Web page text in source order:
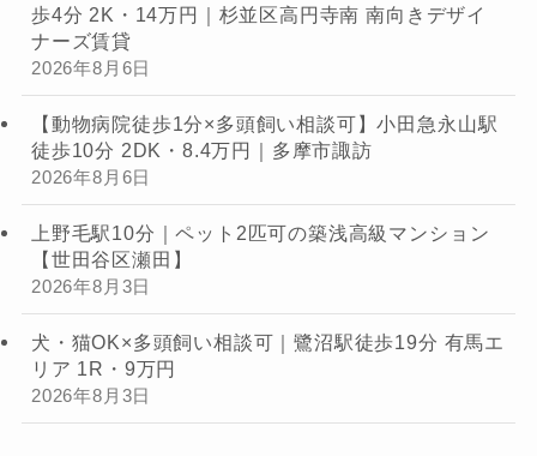
歩4分 2K・14万円｜杉並区高円寺南 南向きデザイ
ナーズ賃貸
2026年8月6日
【動物病院徒歩1分×多頭飼い相談可】小田急永山駅
徒歩10分 2DK・8.4万円｜多摩市諏訪
2026年8月6日
上野毛駅10分｜ペット2匹可の築浅高級マンション
【世田谷区瀬田】
2026年8月3日
犬・猫OK×多頭飼い相談可｜鷺沼駅徒歩19分 有馬エ
リア 1R・9万円
2026年8月3日